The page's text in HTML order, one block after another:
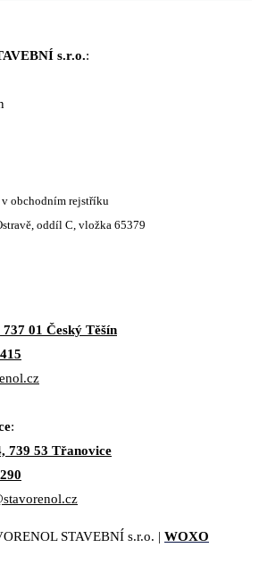
s.r.o.:
v obchodním rejstříku
oddíl C, vložka 65379
01 Český Těšín
:
739 53 Třanovice
STAVEBNÍ s.r.o. | WOXO